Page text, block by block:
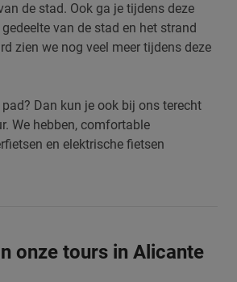
de stad. Ook ga je tijdens deze
van de stad en het strand
zien we nog veel meer tijdens deze
Dan kun je ook bij ons terecht
We hebben, comfortable
en elektrische fietsen
onze tours in Alicante